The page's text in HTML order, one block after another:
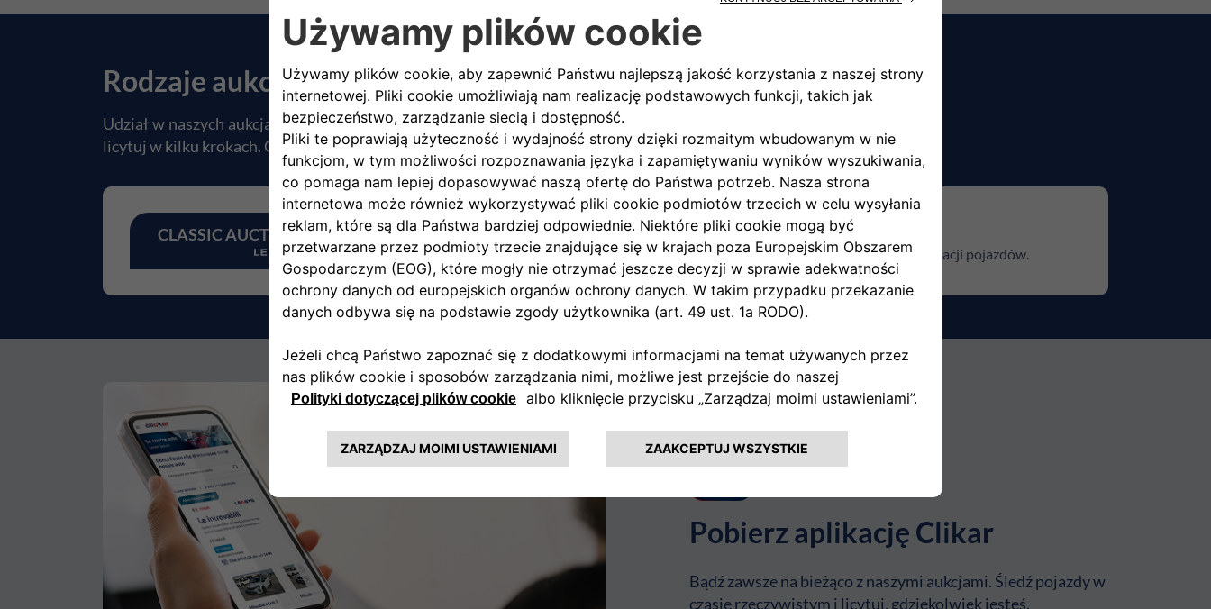
Rodzaje aukcji
Udział w naszych aukcjach jest prosty i efektywny. Zarejestruj się na platformie, zapoznaj się z dostępnymi pojazdami i
licytuj w kilku krokach. Odkryj nasze oferty.
CLASSIC AUCTION Classic Auction
Model aukcyjny dla firm, oparty na jasnych zasadach licytacji i dostępie do pełnej dokumentacji pojazdów.
Pobierz aplikację Clikar
Bądź zawsze na bieżąco z naszymi aukcjami. Śledź pojazdy w
czasie rzeczywistym i licytuj, gdziekolwiek jesteś.